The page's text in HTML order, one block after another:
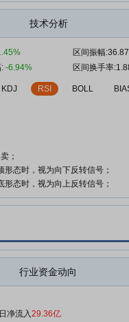
技术分析
区间振幅
-6.94% 区间换手率
KDJ RSI BOLL
；
态时，视为向下反转信号；
态时，视为向上反转信号；
行业资金动向
净流入29.36亿